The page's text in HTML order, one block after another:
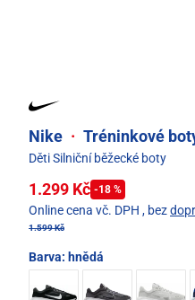
Nike · Tréninkové
Děti Silniční běžecké boty
1.299 Kč -18 %
Online cena vč. DPH , bez
1.599 Kč
Barva: hnědá